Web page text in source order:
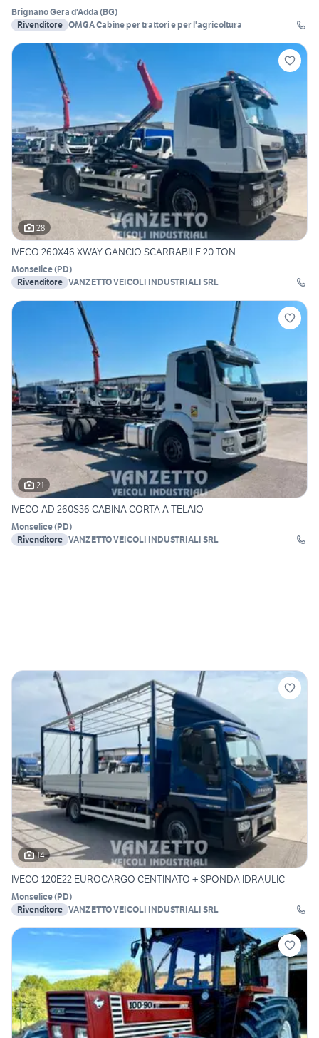
Brignano Gera d'Adda (BG)
Rivenditore OMGA Cabine per trattori e per l'agricoltura
28
IVECO 260X46 XWAY GANCIO SCARRABILE 20 TON
Monselice(PD)
Rivenditore VANZETTO VEICOLI INDUSTRIALI SRL
21
IVECO AD 260S36 CABINA CORTA A TELAIO
Monselice(PD)
Rivenditore VANZETTO VEICOLI INDUSTRIALI SRL
14
IVECO 120E22 EUROCARGO CENTINATO + SPONDA IDRAULIC
Monselice(PD)
Rivenditore VANZETTO VEICOLI INDUSTRIALI SRL